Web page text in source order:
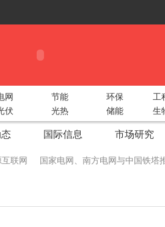
网 节能 环保 工
伏 光热 储能 生
国际信息 市场研究
联网 国家电网、南方电网与中国铁塔
届国际储能峰会重磅出击！ 2018中